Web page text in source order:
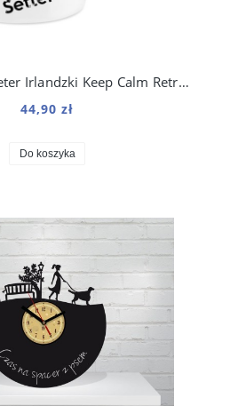
Kubek z psem Seter Irlandzki Keep Calm Retro 330 ml
44,90 zł
Do koszyka